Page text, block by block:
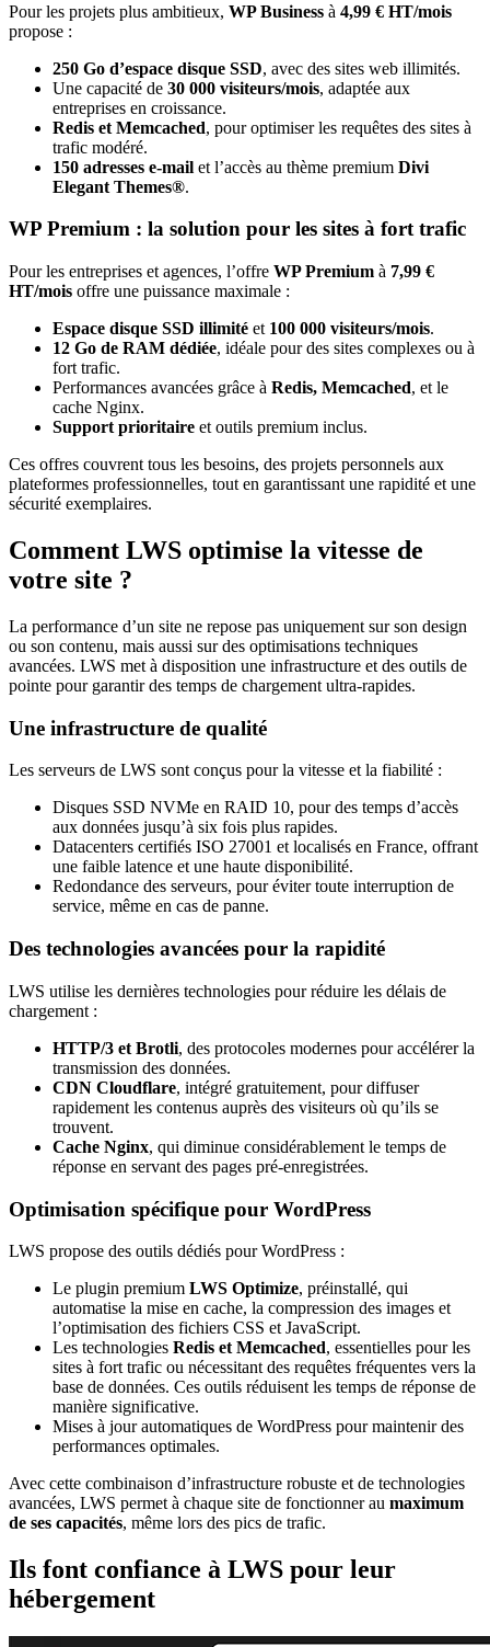
Pour les projets plus ambitieux, WP Business à 4,99 € HT/mois
propose :
250 Go d’espace disque SSD, avec des sites web illimités.
Une capacité de 30 000 visiteurs/mois, adaptée aux
entreprises en croissance.
Redis et Memcached, pour optimiser les requêtes des sites à
trafic modéré.
150 adresses e-mail et l’accès au thème premium Divi
Elegant Themes®.
WP Premium : la solution pour les sites à fort trafic
Pour les entreprises et agences, l’offre WP Premium à 7,99 €
HT/mois offre une puissance maximale :
Espace disque SSD illimité et 100 000 visiteurs/mois.
12 Go de RAM dédiée, idéale pour des sites complexes ou à
fort trafic.
Performances avancées grâce à Redis, Memcached, et le
cache Nginx.
Support prioritaire et outils premium inclus.
Ces offres couvrent tous les besoins, des projets personnels aux
plateformes professionnelles, tout en garantissant une rapidité et une
sécurité exemplaires.
Comment LWS optimise la vitesse de
votre site ?
La performance d’un site ne repose pas uniquement sur son design
ou son contenu, mais aussi sur des optimisations techniques
avancées. LWS met à disposition une infrastructure et des outils de
pointe pour garantir des temps de chargement ultra-rapides.
Une infrastructure de qualité
Les serveurs de LWS sont conçus pour la vitesse et la fiabilité :
Disques SSD NVMe en RAID 10, pour des temps d’accès
aux données jusqu’à six fois plus rapides.
Datacenters certifiés ISO 27001 et localisés en France, offrant
une faible latence et une haute disponibilité.
Redondance des serveurs, pour éviter toute interruption de
service, même en cas de panne.
Des technologies avancées pour la rapidité
LWS utilise les dernières technologies pour réduire les délais de
chargement :
HTTP/3 et Brotli, des protocoles modernes pour accélérer la
transmission des données.
CDN Cloudflare, intégré gratuitement, pour diffuser
rapidement les contenus auprès des visiteurs où qu’ils se
trouvent.
Cache Nginx, qui diminue considérablement le temps de
réponse en servant des pages pré-enregistrées.
Optimisation spécifique pour WordPress
LWS propose des outils dédiés pour WordPress :
Le plugin premium LWS Optimize, préinstallé, qui
automatise la mise en cache, la compression des images et
l’optimisation des fichiers CSS et JavaScript.
Les technologies Redis et Memcached, essentielles pour les
sites à fort trafic ou nécessitant des requêtes fréquentes vers la
base de données. Ces outils réduisent les temps de réponse de
manière significative.
Mises à jour automatiques de WordPress pour maintenir des
performances optimales.
Avec cette combinaison d’infrastructure robuste et de technologies
avancées, LWS permet à chaque site de fonctionner au maximum
de ses capacités, même lors des pics de trafic.
Ils font confiance à LWS pour leur
hébergement